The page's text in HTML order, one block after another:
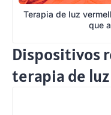
Terapia de luz
que
Dispositivos
terapia de